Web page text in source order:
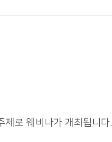
제로 웨비나가 개최됩니다.